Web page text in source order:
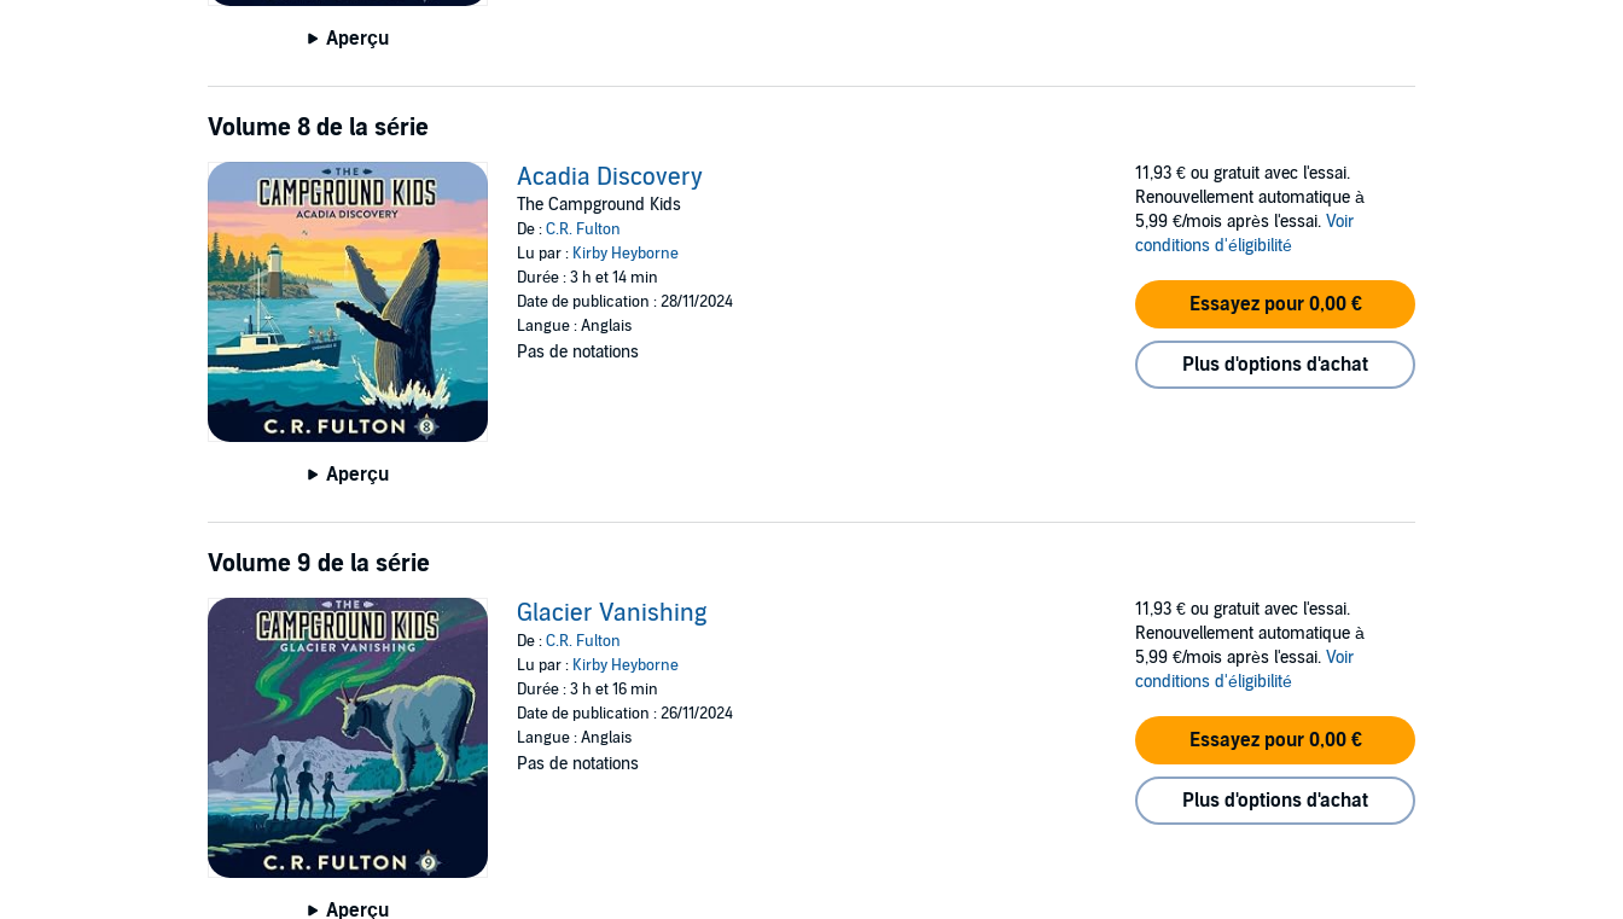
Aperçu
Volume 8 de la série
Aperçu
Acadia Discovery
The Campground Kids
De :C.R. Fulton
Lu par : Kirby Heyborne
Durée : 3 h et 14 min
Date de publication : 28/11/2024
Langue : Anglais
Pas de notations
11,93 € ou gratuit avec l'essai.
Renouvellement automatique à
5,99 €/mois après l'essai. Voir
conditions d'éligibilité
Essayez pour 0,00 €
Plus d'options d'achat
Volume 9 de la série
Aperçu
Glacier Vanishing
De :C.R. Fulton
Lu par : Kirby Heyborne
Durée : 3 h et 16 min
Date de publication : 26/11/2024
Langue : Anglais
Pas de notations
11,93 € ou gratuit avec l'essai.
Renouvellement automatique à
5,99 €/mois après l'essai. Voir
conditions d'éligibilité
Essayez pour 0,00 €
Plus d'options d'achat